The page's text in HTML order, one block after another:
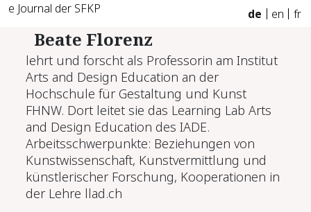
e Journal der SFKP de en fr
Beate Florenz
lehrt und forscht als Professorin am Institut
Arts and Design Education an der
Hochschule für Gestaltung und Kunst
FHNW. Dort leitet sie das Learning Lab Arts
and Design Education des IADE.
Arbeitsschwerpunkte: Beziehungen von
Kunstwissenschaft, Kunstvermittlung und
künstlerischer Forschung, Kooperationen in
der Lehre llad.ch